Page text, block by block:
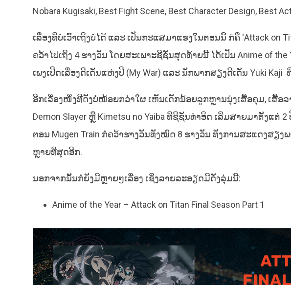
Nobara Kugisaki, Best Fight Scene, Best Character Design, Best
ເລື່ອງທີ່ບໍ່ເວົ້າເຖິງບໍ່ໄດ້ ແລະ ເປັນກະແສມາແຮງໃນຕອນນີ້ ກໍຄື ‘Attack on
ຄວ້າໄປເຖິງ 4 ຮາງວັນ ໂດຍສະເພາະຊີຊັ່ນສຸດທ້າຍນີ້ ໄດ້ເປັນ Anime of
ເພງເປີດເລື່ອງດີເດັ່ນແຫ່ງປີ (My War) ແລະ ນັກພາກສຽງດີເດັ່ນ Yuki Kaji
ອີກເລື່ອງໜຶ່ງທີດັງບໍ່ໜ້ອຍກວ່າໃຜ ເຫັນເດັກນ້ອຍລູກຫຼານນຸ່ງເສື້ອຄຸມ, ເສື້ອ
Demon Slayer ຫຼື Kimetsu no Yaiba ທີ່ຊີຊັ່ນທໍາອິດ ເລີ່ມສາຍມາຕັ້ງແຕ່
ຕອນ Mugen Train ກໍຄວ້າຮາງວັນທັງໝົດ 8 ຮາງວັນ ທັງການສະແດງສຽງ
ຫຼາຍທີ່ສຸດອີກ.
ນອກຈາກນັ້ນກໍຍັງມີຫຼາຍໆເລື່ອງ ເຊິ່ງລາຍລະອຽດມີດັ່ງລຸ່ມນີ້:
Anime of the Year – Attack on Titan Final Season Part 1